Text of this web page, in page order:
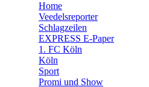
🛒 Shoppingwelt
Home
Veedelsreporter
Schlagzeilen
EXPRESS E-Paper
1. FC Köln
Köln
Sport
Promi und Show